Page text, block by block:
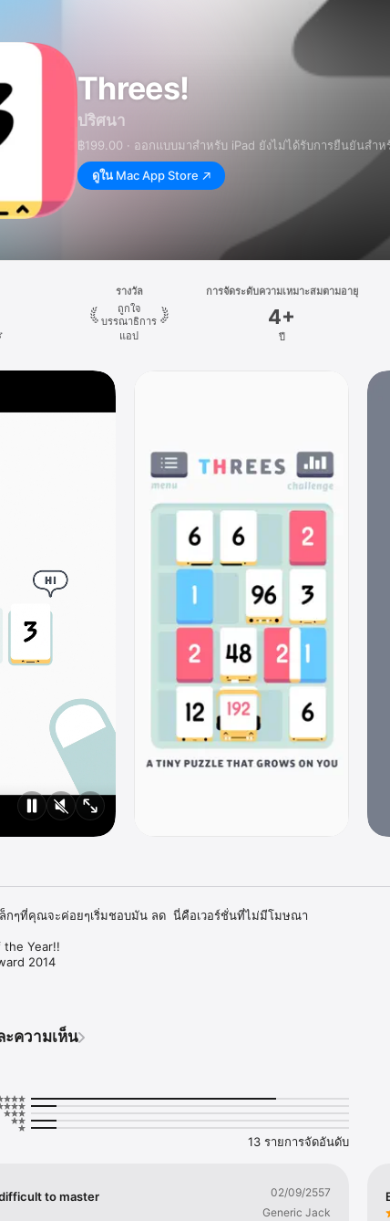
Threes!
ปริศนา
฿199.00 · ออกแบบมาสำหรับ iPad ยังไม่ได้รับการยืนยันสำห
ดูใน Mac App Store
รางวัล
ถูกใจ
บรรณาธิการ
แอป
การจัดระดับความเหมาะสมตามอายุ
4+
ปี
ล็กๆที่คุณจะค่อยๆเริ่มชอบมัน ลด  นี่คือเวอร์ชั่นที่ไม่มีโมษณา
the Year!!
2014
Crush Saga เลยก็ได้""-Pocket Gamer
กฎเกณฑ์ในสมองของคุณภายใน30วิ แต่มันทำให้คุณต้องนั่งเล่นต่อไปอีกสอง
างไม่มีสิ้นสุดจากวิธีเล่นเกมส์ธรรมดาๆ
นที่รัก
ความเห็น
13 รายการจัดอันดับ
to master
02/09/2557
Generic Jack